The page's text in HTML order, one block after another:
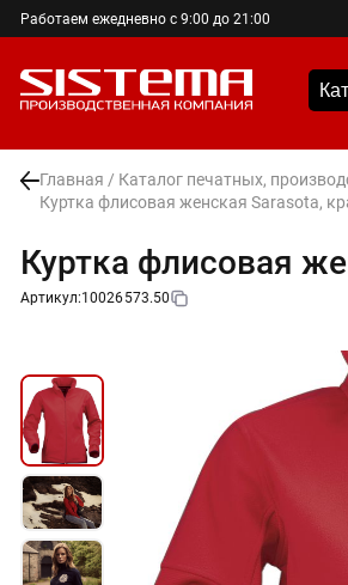
Работаем ежедневно с 9:00 до 21:00
Главная / Каталог печатных,
Куртка флисовая женская Sarasota,
Куртка флисовая
Артикул:10026573.50